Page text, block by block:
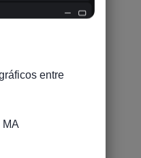
entre
MA